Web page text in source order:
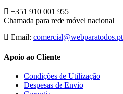
+351 910 001 955
Chamada para rede móvel nacional
Email: comercial@webparatodos.pt
Apoio ao Cliente
Condições de Utilização
Despesas de Envio